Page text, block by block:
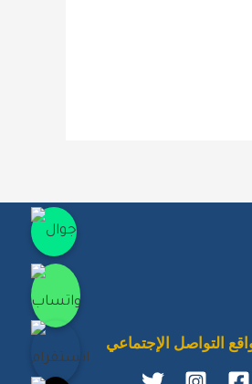
التواصل الإجتماعي
جوال
واتساب
انستقرام
تيك توك